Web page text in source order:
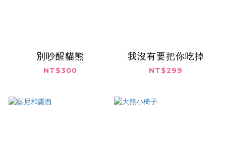
別吵醒貓熊
NT$300
我沒有要把你吃掉
NT$299